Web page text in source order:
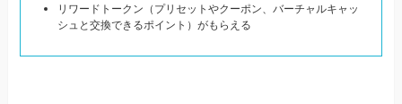
リワードトークン（プリセットやクーポン、バーチャルキャッ
シュと交換できるポイント）がもらえる